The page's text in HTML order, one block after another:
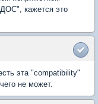
кажется это
эта "compatibility"
не может.